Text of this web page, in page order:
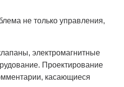
не только управления,
электромагнитные
Проектирование
касающиеся